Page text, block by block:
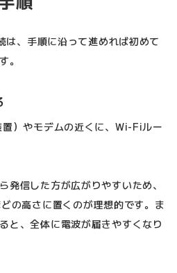
、手順に沿って進めれば初めて
。
）やモデムの近くに、Wi-Fiルー
発信した方が広がりやすいため、
の高さに置くのが理想的です。ま
と、全体に電波が届きやすくなり